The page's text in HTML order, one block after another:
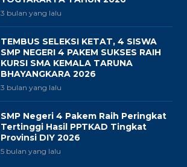
3 bulan yang lalu
TEMBUS SELEKSI KETAT, 4 SISWA
SMP NEGERI 4 PAKEM SUKSES RAIH
KURSI SMA KEMALA TARUNA
BHAYANGKARA 2026
3 bulan yang lalu
SMP Negeri 4 Pakem Raih Peringkat
Tertinggi Hasil PPTKAD Tingkat
Provinsi DIY 2026
5 bulan yang lalu